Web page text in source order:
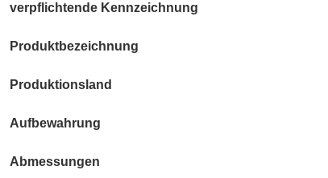
verpflichtende Kennzeichnung
Produktbezeichnung
Produktionsland
Aufbewahrung
Abmessungen